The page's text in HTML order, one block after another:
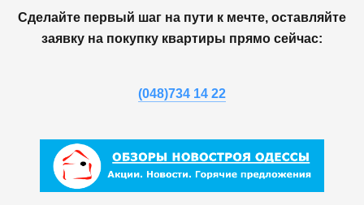
Сделайте первый шаг на пути к мечте, оставляйте
заявку на покупку квартиры прямо сейчас:
(048)734 14 22